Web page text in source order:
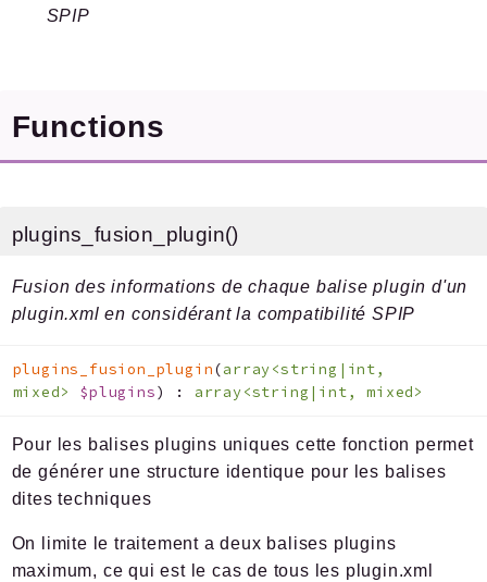
Installation
Plugins
Recherche
Reports
Indices
Documentation générée le 01 07 2026 à 08h15
SPIP
Functions
plugins_fusion_plugin()
Fusion des informations de chaque balise plugin d'un
plugin.xml en considérant la compatibilité SPIP
plugins_fusion_plugin(array<string|int,
mixed> $plugins) : array<string|int, mixed>
Pour les balises plugins uniques cette fonction permet
de générer une structure identique pour les balises
dites techniques
On limite le traitement a deux balises plugins
maximum, ce qui est le cas de tous les plugin.xml